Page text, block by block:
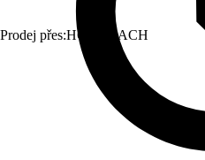
Prodej přes:HORNBACH